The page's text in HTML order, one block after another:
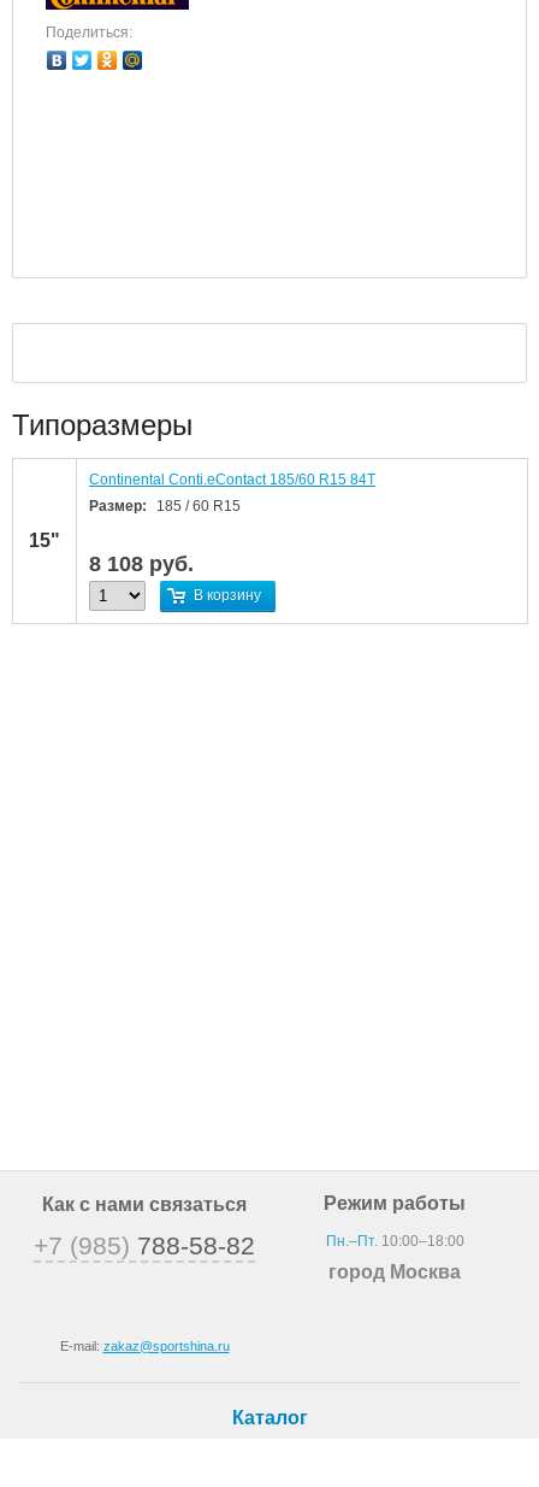
Поделиться:
Типоразмеры
15"
Continental Conti.eContact 185/60 R15 84T
Размер:
185 / 60 R15
8 108 руб.
В корзину
Как с нами связаться
+7 (985) 788-58-82
E-mail: zakaz@sportshina.ru
Режим работы
Пн.–Пт.10:00–18:00
город Москва
Каталог